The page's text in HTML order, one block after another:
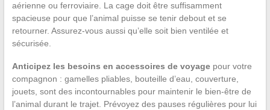
aérienne ou ferroviaire. La cage doit être suffisamment
spacieuse pour que l’animal puisse se tenir debout et se
retourner. Assurez-vous aussi qu’elle soit bien ventilée et
sécurisée.
Anticipez les besoins en accessoires de voyagepour votre
compagnon : gamelles pliables, bouteille d’eau, couverture,
jouets, sont des incontournables pour maintenir le bien-être de
l’animal durant le trajet. Prévoyez des pauses régulières pour lui